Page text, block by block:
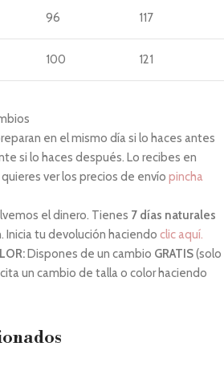
96 117
100 121
en el mismo día si lo haces antes
si lo haces después. Lo recibes en
ver los precios de envío pincha
el dinero. Tienes 7 días naturales
Inicia tu devolución haciendo clic aquí.
Dispones de un cambio GRATIS(solo
un cambio de talla o color haciendo